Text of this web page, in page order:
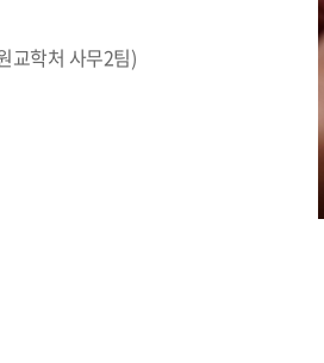
교학처 사무2팀)